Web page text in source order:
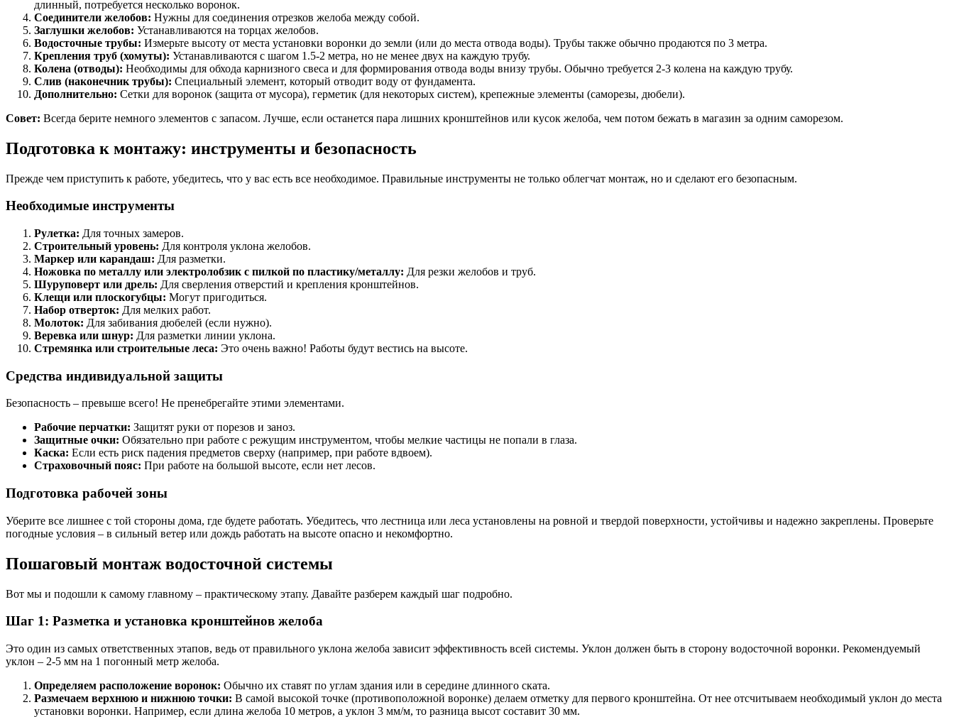
длинный, потребуется несколько воронок.
Соединители желобов: Нужны для соединения отрезков желоба между собой.
Заглушки желобов: Устанавливаются на торцах желобов.
Водосточные трубы: Измерьте высоту от места установки воронки до земли (или до места отвода воды). Трубы также обычно продаются по 3 метра.
Крепления труб (хомуты): Устанавливаются с шагом 1.5-2 метра, но не менее двух на каждую трубу.
Колена (отводы): Необходимы для обхода карнизного свеса и для формирования отвода воды внизу трубы. Обычно требуется 2-3 колена на каждую трубу.
Слив (наконечник трубы): Специальный элемент, который отводит воду от фундамента.
Дополнительно: Сетки для воронок (защита от мусора), герметик (для некоторых систем), крепежные элементы (саморезы, дюбели).
Совет: Всегда берите немного элементов с запасом. Лучше, если останется пара лишних кронштейнов или кусок желоба, чем потом бежать в магазин за одним саморезом.
Подготовка к монтажу: инструменты и безопасность
Прежде чем приступить к работе, убедитесь, что у вас есть все необходимое. Правильные инструменты не только облегчат монтаж, но и сделают его безопасным.
Необходимые инструменты
Рулетка: Для точных замеров.
Строительный уровень: Для контроля уклона желобов.
Маркер или карандаш: Для разметки.
Ножовка по металлу или электролобзик с пилкой по пластику/металлу: Для резки желобов и труб.
Шуруповерт или дрель: Для сверления отверстий и крепления кронштейнов.
Клещи или плоскогубцы: Могут пригодиться.
Набор отверток: Для мелких работ.
Молоток: Для забивания дюбелей (если нужно).
Веревка или шнур: Для разметки линии уклона.
Стремянка или строительные леса: Это очень важно! Работы будут вестись на высоте.
Средства индивидуальной защиты
Безопасность – превыше всего! Не пренебрегайте этими элементами.
Рабочие перчатки: Защитят руки от порезов и заноз.
Защитные очки: Обязательно при работе с режущим инструментом, чтобы мелкие частицы не попали в глаза.
Каска: Если есть риск падения предметов сверху (например, при работе вдвоем).
Страховочный пояс: При работе на большой высоте, если нет лесов.
Подготовка рабочей зоны
Уберите все лишнее с той стороны дома, где будете работать. Убедитесь, что лестница или леса установлены на ровной и твердой поверхности, устойчивы и надежно закреплены. Проверьте
погодные условия – в сильный ветер или дождь работать на высоте опасно и некомфортно.
Пошаговый монтаж водосточной системы
Вот мы и подошли к самому главному – практическому этапу. Давайте разберем каждый шаг подробно.
Шаг 1: Разметка и установка кронштейнов желоба
Это один из самых ответственных этапов, ведь от правильного уклона желоба зависит эффективность всей системы. Уклон должен быть в сторону водосточной воронки. Рекомендуемый
уклон – 2-5 мм на 1 погонный метр желоба.
Определяем расположение воронок: Обычно их ставят по углам здания или в середине длинного ската.
Размечаем верхнюю и нижнюю точки: В самой высокой точке (противоположной воронке) делаем отметку для первого кронштейна. От нее отсчитываем необходимый уклон до места
установки воронки. Например, если длина желоба 10 метров, а уклон 3 мм/м, то разница высот составит 30 мм.